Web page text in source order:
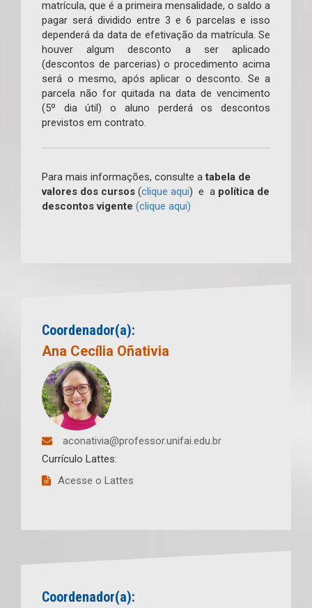
matrícula, que é a primeira mensalidade, o saldo a
pagar será dividido entre 3 e 6 parcelas e isso
dependerá da data de efetivação da matrícula. Se
houver algum desconto a ser aplicado
(descontos de parcerias) o procedimento acima
será o mesmo, após aplicar o desconto. Se a
parcela não for quitada na data de vencimento
(5º dia útil) o aluno perderá os descontos
previstos em contrato.
Para mais informações, consulte atabela de
valores dos cursos (clique aqui) e a política de
descontos vigente (clique aqui)
Coordenador(a):
Ana Cecília Oñativia
aconativia@professor.unifai.edu.br
Currículo Lattes:
Acesse o Lattes
Coordenador(a):